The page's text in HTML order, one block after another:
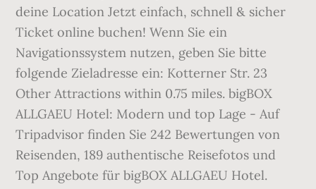
deine Location Jetzt einfach, schnell & sicher
Ticket online buchen! Wenn Sie ein
Navigationssystem nutzen, geben Sie bitte
folgende Zieladresse ein: Kotterner Str. 23
Other Attractions within 0.75 miles. bigBOX
ALLGAEU Hotel: Modern und top Lage - Auf
Tripadvisor finden Sie 242 Bewertungen von
Reisenden, 189 authentische Reisefotos und
Top Angebote für bigBOX ALLGAEU Hotel.